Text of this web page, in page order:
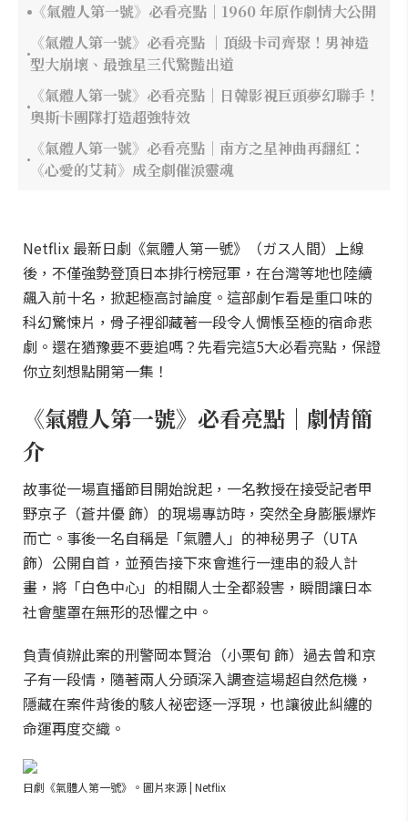
《氣體人第一號》必看亮點｜1960 年原作劇情大公開
《氣體人第一號》必看亮點 ｜頂級卡司齊聚！男神造
型大崩壞、最強星三代驚豔出道
《氣體人第一號》必看亮點｜日韓影視巨頭夢幻聯手！
奧斯卡團隊打造超強特效
《氣體人第一號》必看亮點｜南方之星神曲再翻紅：
《心愛的艾莉》成全劇催淚靈魂
Netflix 最新日劇《氣體人第一號》（ガス人間）上線
後，不僅強勢登頂日本排行榜冠軍，在台灣等地也陸續
飆入前十名，掀起極高討論度。這部劇乍看是重口味的
科幻驚悚片，骨子裡卻藏著一段令人惆悵至極的宿命悲
劇。還在猶豫要不要追嗎？先看完這5大必看亮點，保證
你立刻想點開第一集！
《氣體人第一號》必看亮點｜劇情簡
介
故事從一場直播節目開始說起，一名教授在接受記者甲
野京子（蒼井優 飾）的現場專訪時，突然全身膨脹爆炸
而亡。事後一名自稱是「氣體人」的神秘男子（UTA
飾）公開自首，並預告接下來會進行一連串的殺人計
畫，將「白色中心」的相關人士全都殺害，瞬間讓日本
社會壟罩在無形的恐懼之中。
負責偵辦此案的刑警岡本賢治（小栗旬 飾）過去曾和京
子有一段情，隨著兩人分頭深入調查這場超自然危機，
隱藏在案件背後的駭人祕密逐一浮現，也讓彼此糾纏的
命運再度交織。
日劇《氣體人第一號》。圖片來源 | Netflix